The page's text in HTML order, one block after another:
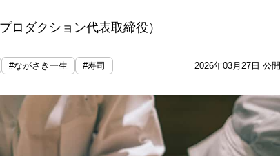
ロダクション代表取締役）
#ながさき一生 #寿司 2026年03月27日 公開